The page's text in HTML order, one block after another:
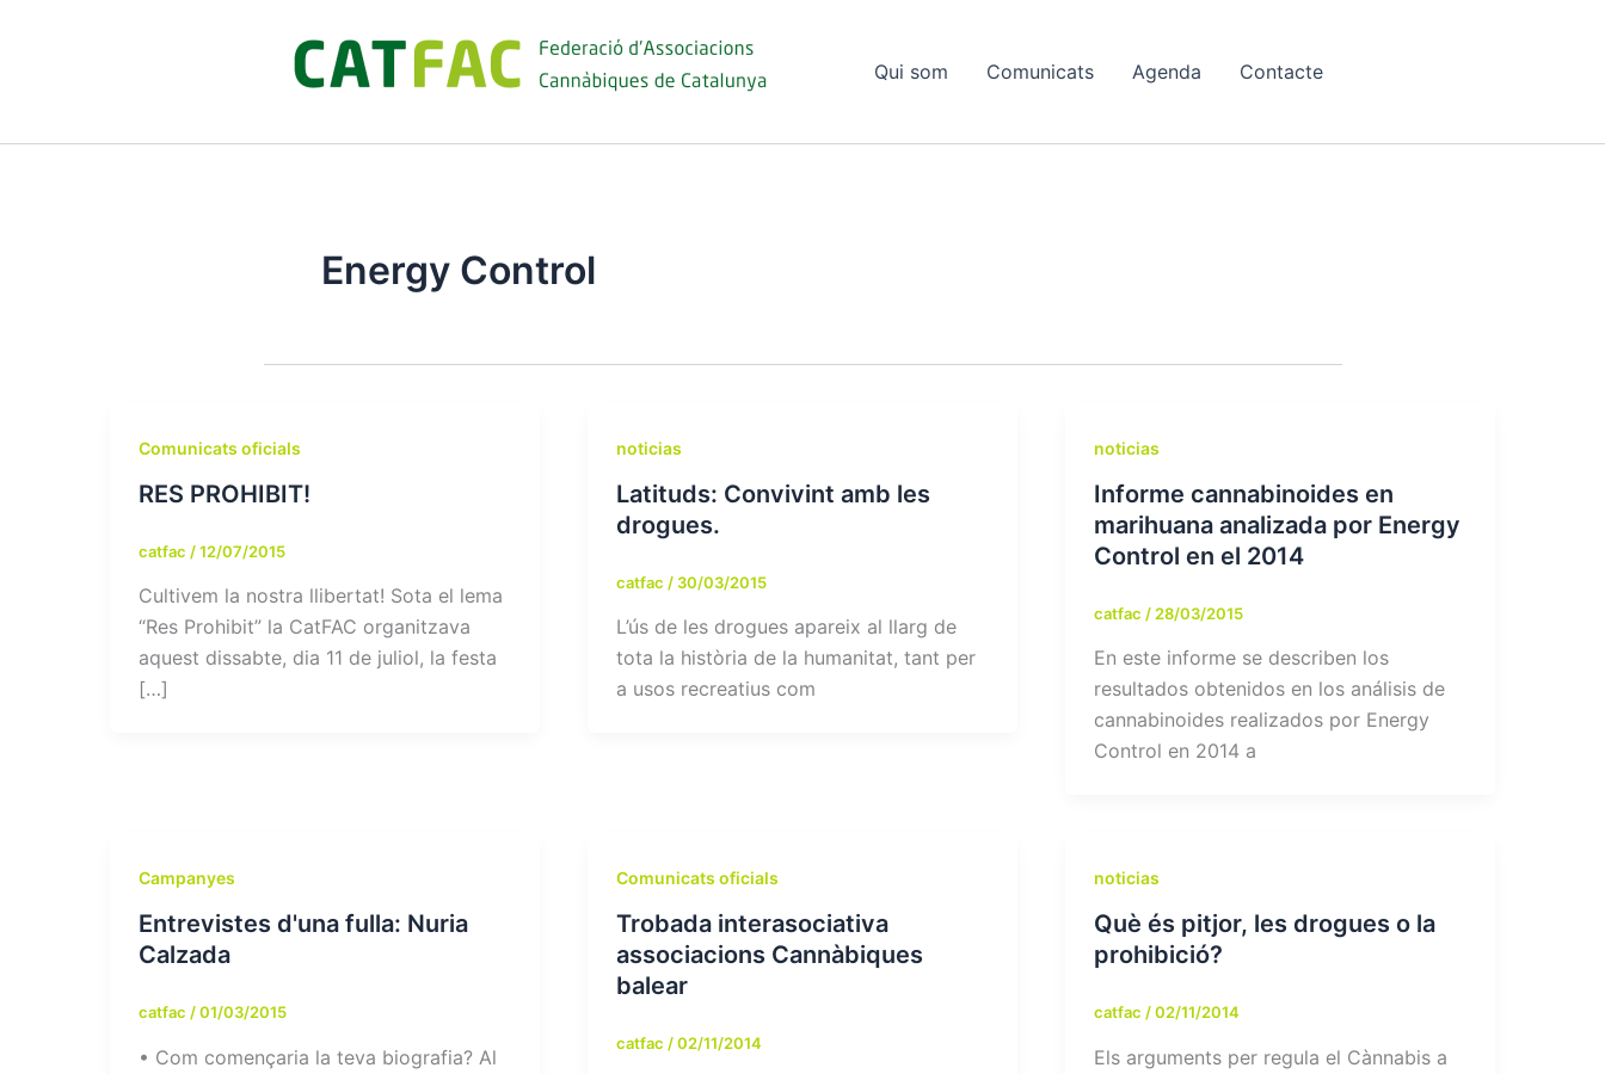
Qui som Comunicats Agenda Contacte
Energy Control
Comunicats oficials
RES PROHIBIT!
catfac /12/07/2015
Cultivem la nostra llibertat! Sota el lema
“Res Prohibit” la CatFAC organitzava
aquest dissabte, dia 11 de juliol, la festa
[…]
noticias
Latituds: Convivint amb les
drogues.
catfac / 30/03/2015
L’ús de les drogues apareix al llarg de
tota la història de la humanitat, tant per
a usos recreatius com
noticias
Informe cannabinoides en
marihuana analizada por Energy
Control en el 2014
catfac / 28/03/2015
En este informe se describen los
resultados obtenidos en los análisis de
cannabinoides realizados por Energy
Control en 2014 a
Campanyes
Entrevistes d'una fulla: Nuria
Calzada
catfac /01/03/2015
• Com començaria la teva biografia? Al
Comunicats oficials
Trobada interasociativa
associacions Cannàbiques
balear
catfac /02/11/2014
noticias
Què és pitjor, les drogues o la
prohibició?
catfac /02/11/2014
Els arguments per regula el Cànnabis a